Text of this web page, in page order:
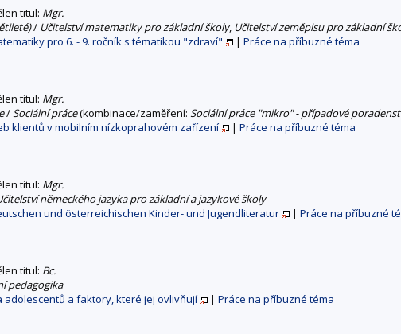
titul: Mgr.
/ Učitelství matematiky pro základní školy, Učitelství zeměpisu pro základní
pro 6. - 9. ročník s tématikou "zdraví" | Práce na příbuzné téma
titul: Mgr.
/Sociální práce(kombinace/zaměření: Sociální práce "mikro" - případové
klientů v mobilním nízkoprahovém zařízení | Práce na příbuzné téma
titul: Mgr.
německého jazyka pro základní a jazykové školy
und österreichischen Kinder- und Jugendliteratur | Práce na příbuzné
titul: Bc.
pedagogika
adolescentů a faktory, které jej ovlivňují | Práce na příbuzné téma